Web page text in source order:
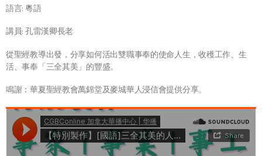
語言: 粵語
講員: 孔雷漢卿長老
從聖經教導出發，分享如何活出雙職事奉的使命人生，收穫工作、生
活、事奉「三全其美」的豐盛。
鳴謝：華夏聖經教會萬錦堂及麥城華人浸信會提供分享。